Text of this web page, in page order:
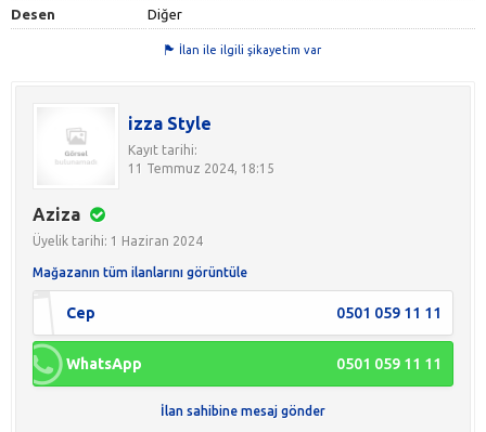
Desen
Diğer
İlan ile ilgili şikayetim var
izza Style
Kayıt tarihi:
11 Temmuz 2024, 18:15
Aziza
Üyelik tarihi: 1 Haziran 2024
Mağazanın tüm ilanlarını görüntüle
Cep 0501 059 11 11
WhatsApp 0501 059 11 11
İlan sahibine mesaj gönder